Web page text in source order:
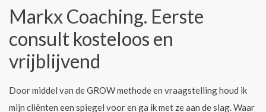
Markx Coaching. Eerste
consult kosteloos en
vrijblijvend
Door middel van de GROW methode en vraagstelling houd ik
mijn cliënten een spiegel voor en ga ik met ze aan de slag. Waar